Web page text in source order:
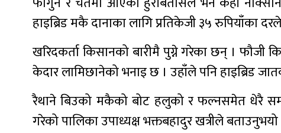
हाइब्रिड मकै दानाका लागि प्रतिकेजी ३५ रुपियाँका
खरिदकर्ता किसानको बारीमै पुग्ने गरेका छन् ।
केदार लामिछानेको भनाइ छ । उहाँले पनि हाइब्रिड
रैथाने बिउको मकैको बोट हलुको र फल्नसमेत धेरै
गरेको पालिका उपाध्यक्ष भक्तबहादुर खत्रीले बताउनुभयो